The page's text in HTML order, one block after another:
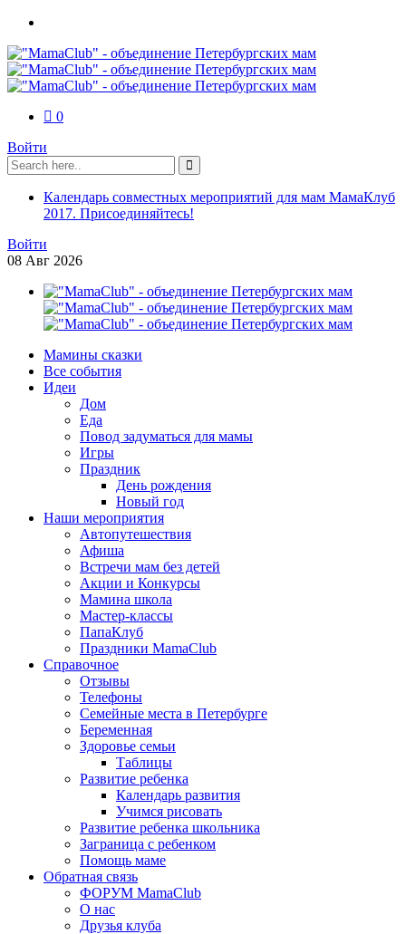
0
Войти
Календарь совместных мероприятий для мам МамаКлуб
2017. Присоединяйтесь!
Войти
08 Авг 2026
Мамины сказки
Все события
Идеи
Дом
Еда
Повод задуматься для мамы
Игры
Праздник
День рождения
Новый год
Наши мероприятия
Автопутешествия
Афиша
Встречи мам без детей
Акции и Конкурсы
Мамина школа
Мастер-классы
ПапаКлуб
Праздники MamaClub
Справочное
Отзывы
Телефоны
Семейные места в Петербурге
Беременная
Здоровье семьи
Таблицы
Развитие ребенка
Календарь развития
Учимся рисовать
Развитие ребенка школьника
Заграница с ребенком
Помощь маме
Обратная связь
ФОРУМ MamaClub
О нас
Друзья клуба